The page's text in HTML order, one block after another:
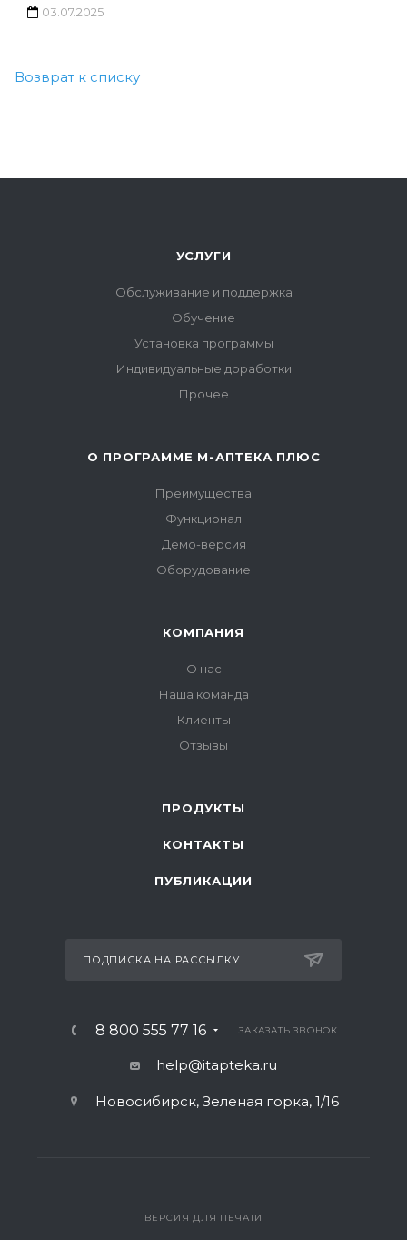
03.07.2025
Возврат к списку
УСЛУГИ
Обслуживание и поддержка
Обучение
Установка программы
Индивидуальные доработки
Прочее
О ПРОГРАММЕ М-АПТЕКА ПЛЮС
Преимущества
Функционал
Демо-версия
Оборудование
КОМПАНИЯ
О нас
Наша команда
Клиенты
Отзывы
ПРОДУКТЫ
КОНТАКТЫ
ПУБЛИКАЦИИ
ПОДПИСКА НА РАССЫЛКУ
8 800 555 77 16 ЗАКАЗАТЬ ЗВОНОК
help@itapteka.ru
Новосибирск, Зеленая горка, 1/16
ВЕРСИЯ ДЛЯ ПЕЧАТИ